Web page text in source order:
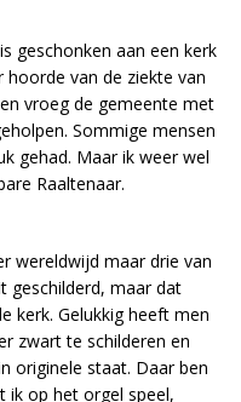
geschonken aan een kerk
van de ziekte van
vroeg de gemeente met
Sommige mensen
gehad. Maar ik weer wel
Raaltenaar.
wereldwijd maar drie van
geschilderd, maar dat
kerk. Gelukkig heeft men
zwart te schilderen en
originele staat. Daar ben
ik op het orgel speel,